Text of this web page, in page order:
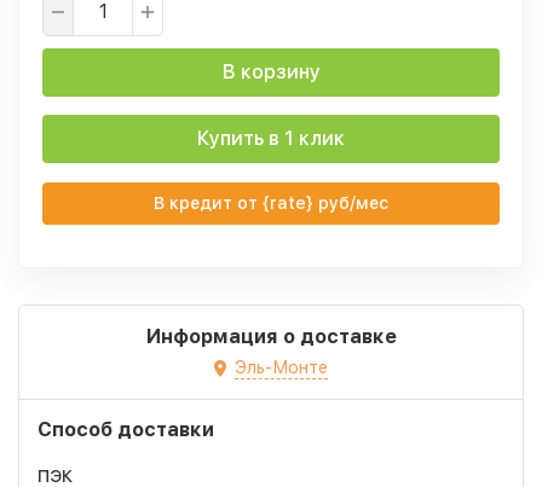
В корзину
Купить в 1 клик
В кредит от {rate} руб/мес
Информация о доставке
Эль-Монте
Способ доставки
ПЭК